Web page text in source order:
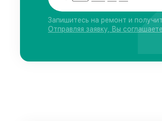
Запишитесь на ремонт и
Отправляя заявку, Вы